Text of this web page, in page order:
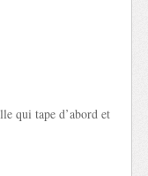
qui tape d’abord et